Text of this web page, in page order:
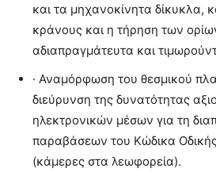
και τα μηχανοκίνητα δίκυκλα,
κράνους και η τήρηση των
αδιαπραγμάτευτα και
· Αναμόρφωση του θεσμικού
διεύρυνση της δυνατότητας
ηλεκτρονικών μέσων για τη
παραβάσεων του Κώδικα
(κάμερες στα λεωφορεία).